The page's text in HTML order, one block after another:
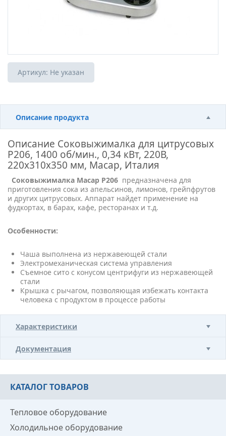
Артикул: Не указан
Описание продукта
Описание Соковыжималка для цитрусовых
P206, 1400 об/мин., 0,34 кВт, 220В,
220х310х350 мм, Macap, Италия
Соковыжималка Macap P206 предназначена для
приготовления сока из апельсинов, лимонов, грейпфрутов
и других цитрусовых. Аппарат найдет применение на
фудкортах, в барах, кафе, ресторанах и т.д.
Особенности:
Чаша выполнена из нержавеющей стали
Электромеханическая система управления
Съемное сито с конусом центрифуги из нержавеющей
стали
Крышка с рычагом, позволяющая избежать контакта
человека с продуктом в процессе работы
Характеристики
Документация
КАТАЛОГ ТОВАРОВ
Тепловое оборудование
Холодильное оборудование